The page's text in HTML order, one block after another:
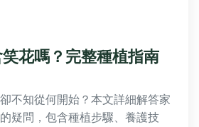
花嗎？完整種植指南
不知從何開始？本文詳細解答家
疑問，包含種植步驟、養護技